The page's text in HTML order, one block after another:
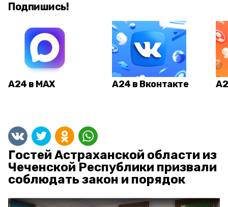
Подпишись!
А24 в MAX А24 в Вконтакте
Гостей Астраханской области из
Чеченской Республики призвали
соблюдать закон и порядок